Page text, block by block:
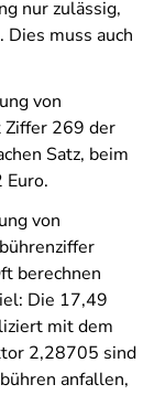
nur zulässig,
muss auch
von
Ziffer 269 der
Satz, beim
Euro.
von
berechnen
Die 17,49
mit dem
2,28705 sind
anfallen,